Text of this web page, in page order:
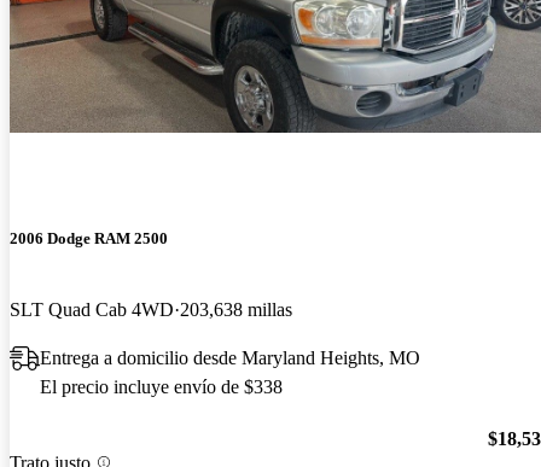
2006 Dodge RAM 2500
SLT Quad Cab 4WD 203,638 millas
Entrega a domicilio desde Maryland Heights, MO
El precio incluye envío de $338
Trato justo